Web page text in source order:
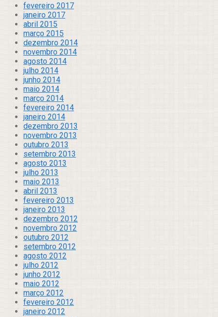
fevereiro 2017
janeiro 2017
abril 2015
março 2015
dezembro 2014
novembro 2014
agosto 2014
julho 2014
junho 2014
maio 2014
março 2014
fevereiro 2014
janeiro 2014
dezembro 2013
novembro 2013
outubro 2013
setembro 2013
agosto 2013
julho 2013
maio 2013
abril 2013
fevereiro 2013
janeiro 2013
dezembro 2012
novembro 2012
outubro 2012
setembro 2012
agosto 2012
julho 2012
junho 2012
maio 2012
março 2012
fevereiro 2012
janeiro 2012